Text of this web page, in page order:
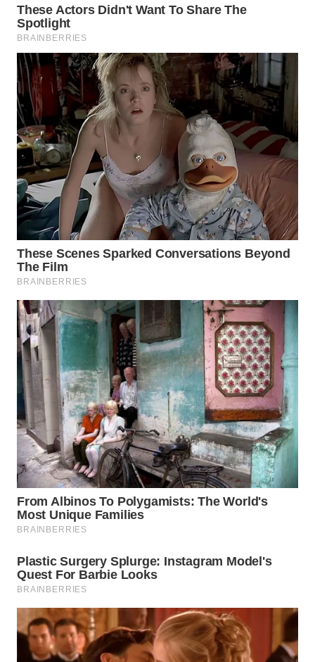
KALBAR
WN
KALTENG
WN
KALTARA
WN
KALSEL
WN
KALTIM
WN
SULSEL
WN
GORONTALO
WN
SULUT
WN
MALUKU
WN
MALUT
WN
DAIRI
WN
DANAU
TOBA
WN
NIAS